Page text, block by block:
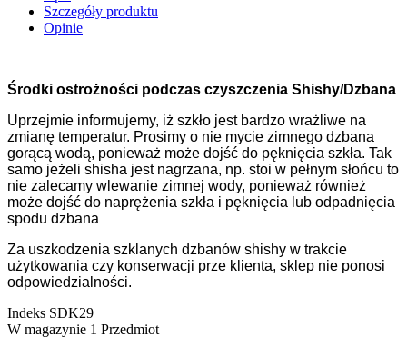
Szczegóły produktu
Opinie
Środki ostrożności podczas czyszczenia Shishy/Dzbana
Uprzejmie informujemy, iż szkło jest bardzo wrażliwe na
zmianę temperatur. Prosimy o nie mycie zimnego dzbana
gorącą wodą, ponieważ może dojść do pęknięcia szkła. Tak
samo jeżeli shisha jest nagrzana, np. stoi w pełnym słońcu to
nie zalecamy wlewanie zimnej wody, ponieważ również
może dojść do naprężenia szkła i pęknięcia lub odpadnięcia
spodu dzbana
Za uszkodzenia szklanych dzbanów shishy w trakcie
użytkowania czy konserwacji prze klienta, sklep nie ponosi
odpowiedzialności.
Indeks SDK29
W magazynie 1 Przedmiot